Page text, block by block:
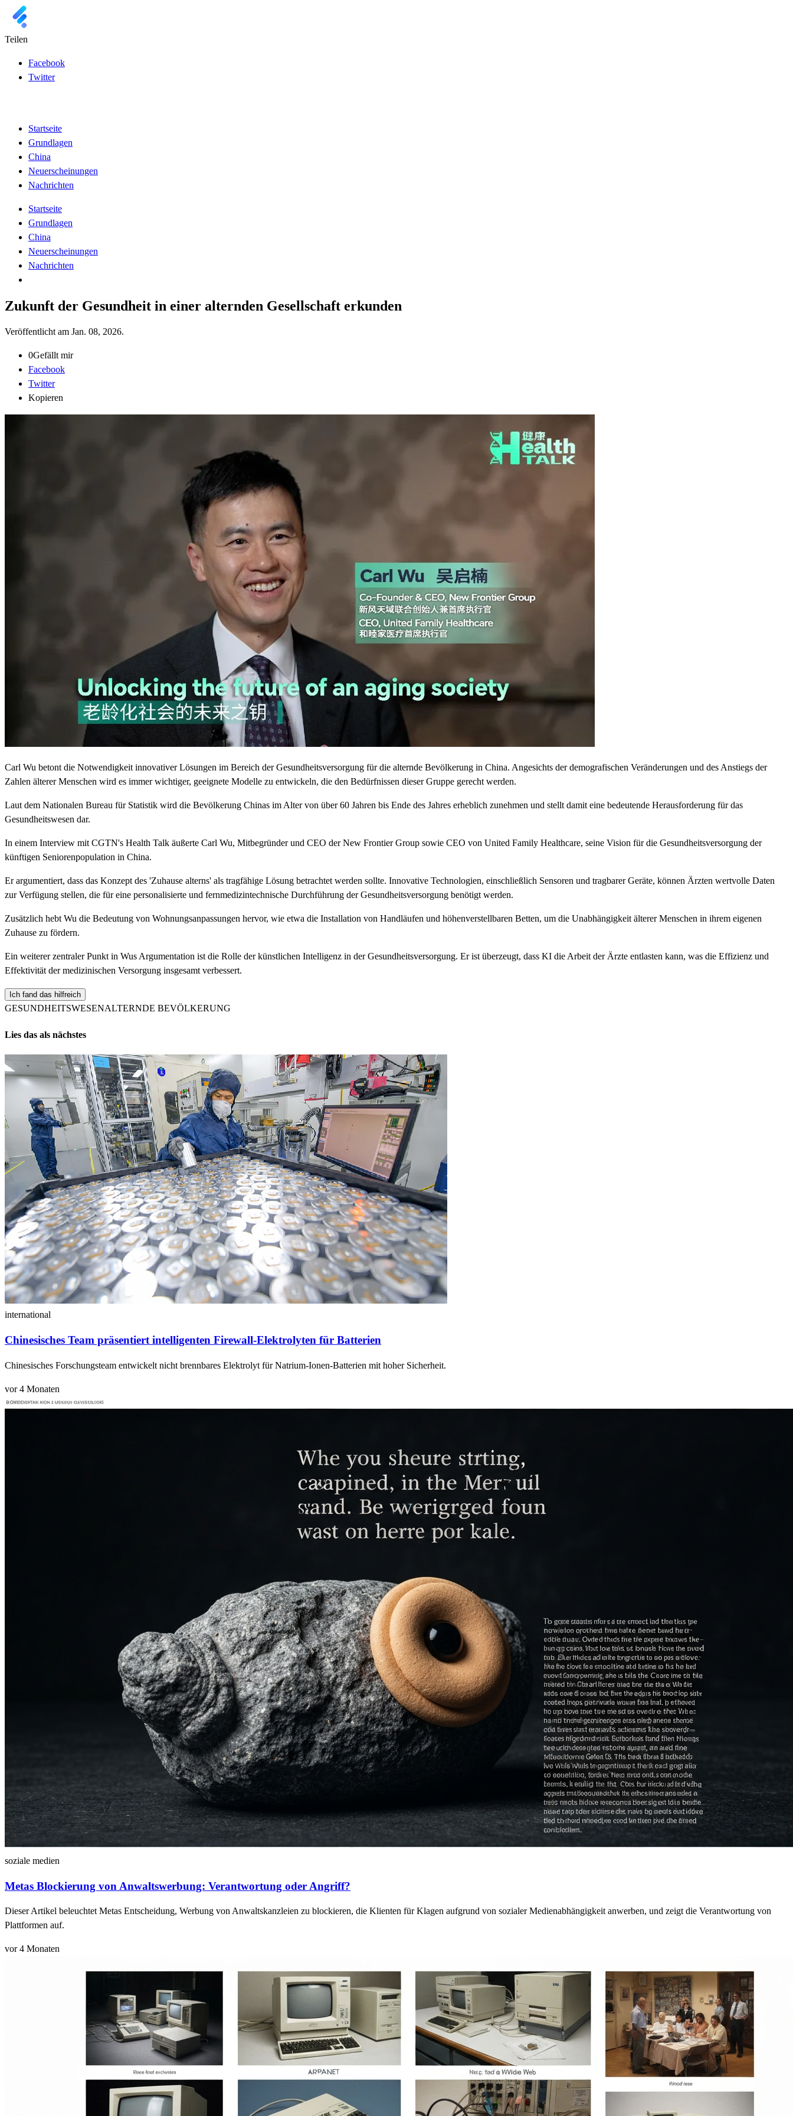
Teilen
Facebook
Twitter
Startseite
Grundlagen
China
Neuerscheinungen
Nachrichten
Startseite
Grundlagen
China
Neuerscheinungen
Nachrichten
Zukunft der Gesundheit in einer alternden Gesellschaft erkunden
Veröffentlicht am Jan. 08, 2026.
0Gefällt mir
Facebook
Twitter
Kopieren
Carl Wu betont die Notwendigkeit innovativer Lösungen im Bereich der Gesundheitsversorgung für die alternde Bevölkerung in China. Angesichts der demografischen Veränderungen und des Anstiegs der
Zahlen älterer Menschen wird es immer wichtiger, geeignete Modelle zu entwickeln, die den Bedürfnissen dieser Gruppe gerecht werden.
Laut dem Nationalen Bureau für Statistik wird die Bevölkerung Chinas im Alter von über 60 Jahren bis Ende des Jahres erheblich zunehmen und stellt damit eine bedeutende Herausforderung für das
Gesundheitswesen dar.
In einem Interview mit CGTN's Health Talk äußerte Carl Wu, Mitbegründer und CEO der New Frontier Group sowie CEO von United Family Healthcare, seine Vision für die Gesundheitsversorgung der
künftigen Seniorenpopulation in China.
Er argumentiert, dass das Konzept des 'Zuhause alterns' als tragfähige Lösung betrachtet werden sollte. Innovative Technologien, einschließlich Sensoren und tragbarer Geräte, können Ärzten wertvolle Daten
zur Verfügung stellen, die für eine personalisierte und fernmedizintechnische Durchführung der Gesundheitsversorgung benötigt werden.
Zusätzlich hebt Wu die Bedeutung von Wohnungsanpassungen hervor, wie etwa die Installation von Handläufen und höhenverstellbaren Betten, um die Unabhängigkeit älterer Menschen in ihrem eigenen
Zuhause zu fördern.
Ein weiterer zentraler Punkt in Wus Argumentation ist die Rolle der künstlichen Intelligenz in der Gesundheitsversorgung. Er ist überzeugt, dass KI die Arbeit der Ärzte entlasten kann, was die Effizienz und
Effektivität der medizinischen Versorgung insgesamt verbessert.
Ich fand das hilfreich
GESUNDHEITSWESENALTERNDE BEVÖLKERUNG
Lies das als nächstes
international
Chinesisches Team präsentiert intelligenten Firewall-Elektrolyten für Batterien
Chinesisches Forschungsteam entwickelt nicht brennbares Elektrolyt für Natrium-Ionen-Batterien mit hoher Sicherheit.
vor 4 Monaten
soziale medien
Metas Blockierung von Anwaltswerbung: Verantwortung oder Angriff?
Dieser Artikel beleuchtet Metas Entscheidung, Werbung von Anwaltskanzleien zu blockieren, die Klienten für Klagen aufgrund von sozialer Medienabhängigkeit anwerben, und zeigt die Verantwortung von
Plattformen auf.
vor 4 Monaten